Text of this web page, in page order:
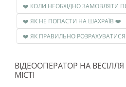
❤️ ЯК НЕ ПОПАСТИ НА ШАХРАЇВ ❤️
ВІДЕООПЕРАТОР НА
МІСТІ